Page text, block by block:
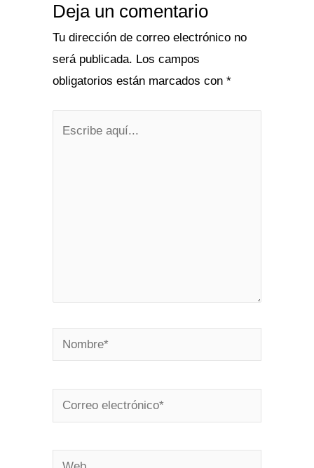
Deja un comentario
Tu dirección de correo electrónico no
será publicada. Los campos
obligatorios están marcados con *
Nombre*
Correo
electrónico*
Web